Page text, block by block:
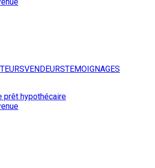
VENDEURSTEMOIGNAGES
prêt hypothécaire